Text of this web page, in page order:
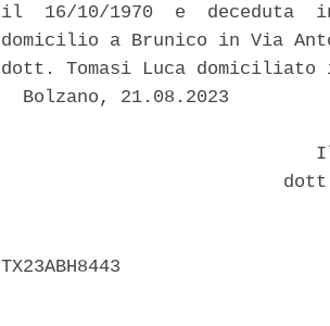
il  16/10/1970  e  deceduta
domicilio a Brunico in Via
dott. Tomasi Luca
  Bolzano, 21.08.2023